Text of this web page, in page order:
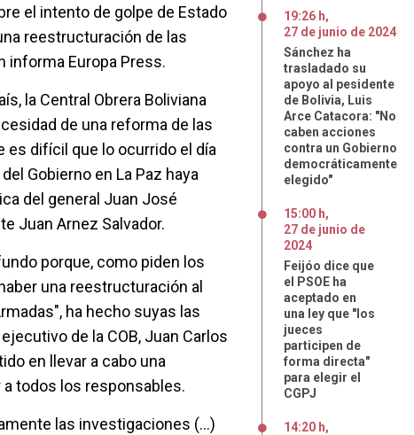
el intento de golpe de Estado
reestructuración de las
informa Europa Press.
la Central Obrera Boliviana
de una reforma de las
es difícil que lo ocurrido el día
Gobierno en La Paz haya
del general Juan José
Juan Arnez Salvador.
porque, como piden los
una reestructuración al
ha hecho suyas las
de la COB, Juan Carlos
en llevar a cabo una
todos los responsables.
las investigaciones (...)
19:26 h,
27 de junio de 2024
Sánchez ha
trasladado su
apoyo al pesidente
de Bolivia, Luis
Arce Catacora: "No
caben acciones
contra un Gobierno
democráticamente
elegido"
15:00 h,
27 de junio de
2024
Feijóo dice que
el PSOE ha
aceptado en
una ley que "los
jueces
participen de
forma directa"
para elegir el
CGPJ
14:20 h,